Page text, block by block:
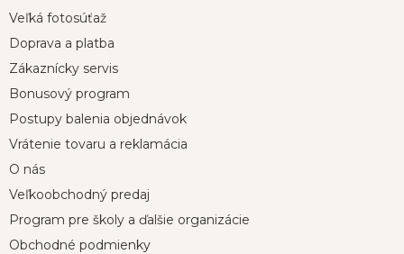
Veľká fotosúťaž
Doprava a platba
Zákaznícky servis
Bonusový program
Postupy balenia objednávok
Vrátenie tovaru a reklamácia
O nás
Veľkoobchodný predaj
Program pre školy a ďalšie organizácie
Obchodné podmienky